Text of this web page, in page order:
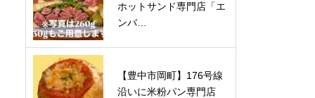
ホットサンド専門店「エ
ンバ…
【豊中市岡町】176号線
沿いに米粉パン専門店